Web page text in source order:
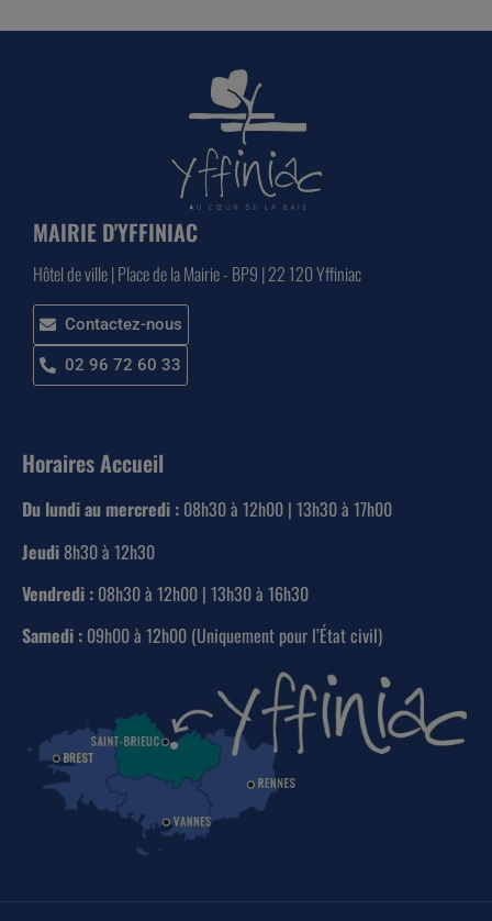
MAIRIE D'YFFINIAC
Hôtel de ville | Place de la Mairie - BP9 | 22 120 Yffiniac
Contactez-nous
02 96 72 60 33
Horaires Accueil
Du lundi au mercredi : 08h30 à 12h00 | 13h30 à 17h00
Jeudi 8h30 à 12h30
Vendredi : 08h30 à 12h00 | 13h30 à 16h30
Samedi : 09h00 à 12h00 (Uniquement pour l’État civil)